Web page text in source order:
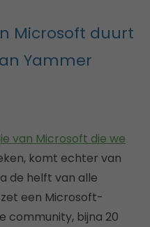
Microsoft duurt
Yammer
van Microsoft die we
komt echter van
de helft van alle
een Microsoft-
community, bijna 20